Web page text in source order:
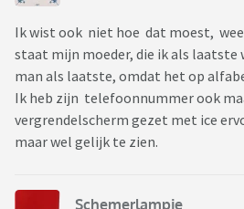
Ik wist ook niet hoe dat moest,
staat mijn moeder, die ik als laatste
man als laatste, omdat het op
Ik heb zijn telefoonnummer ook
vergrendelscherm gezet met ice
maar wel gelijk te zien.
Schemerlampje